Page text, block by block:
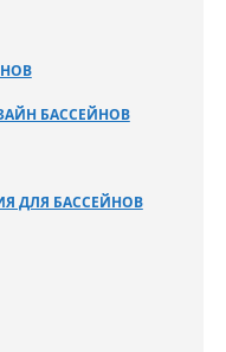
БАССЕЙНОВ
ДЛЯ БАССЕЙНОВ